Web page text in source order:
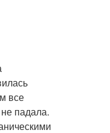
все
падала.